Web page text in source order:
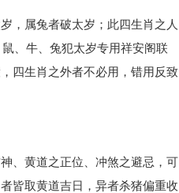
，属兔者破太岁；此四生肖之人
、牛、兔犯太岁专用祥安阁联
四生肖之外者不必用，错用反致
、黄道之正位、冲煞之避忌，可
皆取黄道吉日，异者杀猪偏重收